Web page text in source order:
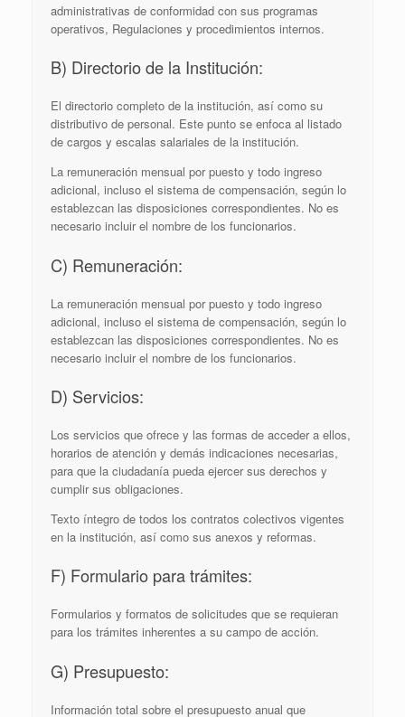
administrativas de conformidad con sus programas
operativos, Regulaciones y procedimientos internos.
B) Directorio de la Institución:
El directorio completo de la institución, así como su
distributivo de personal. Este punto se enfoca al listado
de cargos y escalas salariales de la institución.
La remuneración mensual por puesto y todo ingreso
adicional, incluso el sistema de compensación, según lo
establezcan las disposiciones correspondientes. No es
necesario incluir el nombre de los funcionarios.
C) Remuneración:
La remuneración mensual por puesto y todo ingreso
adicional, incluso el sistema de compensación, según lo
establezcan las disposiciones correspondientes. No es
necesario incluir el nombre de los funcionarios.
D) Servicios:
Los servicios que ofrece y las formas de acceder a ellos,
horarios de atención y demás indicaciones necesarias,
para que la ciudadanía pueda ejercer sus derechos y
cumplir sus obligaciones.
Texto íntegro de todos los contratos colectivos vigentes
en la institución, así­ como sus anexos y reformas.
F) Formulario para trámites:
Formularios y formatos de solicitudes que se requieran
para los trámites inherentes a su campo de acción.
G) Presupuesto:
Información total sobre el presupuesto anual que